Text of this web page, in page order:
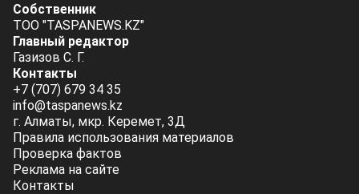
Собственник
ТОО "TASPANEWS.KZ"
Главный редактор
Газизов С. Г.
Контакты
+7 (707) 679 34 35
info@taspanews.kz
г. Алматы, мкр. Керемет, 3Д
Правила использования материалов
Проверка фактов
Реклама на сайте
Контакты